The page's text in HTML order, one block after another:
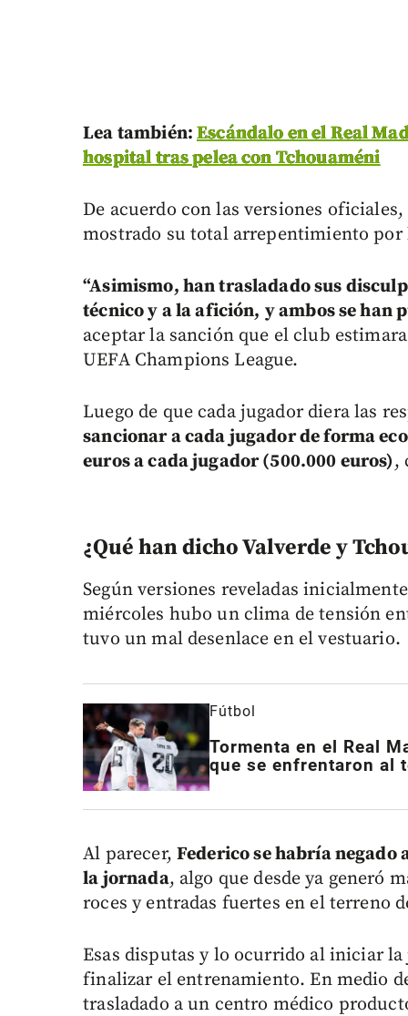
Lea también:Escándalo en el Real
hospital tras pelea con Tchouaméni
De acuerdo con las versiones
mostrado su total arrepentimiento por
“Asimismo, han trasladado sus
técnico y a la afición, y ambos se han
aceptar la sanción que el club
UEFA Champions League.
Luego de que cada jugador diera las
sancionar a cada jugador de forma
euros a cada jugador (500.000 euros),
¿Qué han dicho Valverde y
Según versiones reveladas
miércoles hubo un clima de tensión
tuvo un mal desenlace en el vestuario.
Fútbol
Tormenta en el Real
que se enfrentaron al
Al parecer, Federico se habría negado
la jornada, algo que desde ya generó
roces y entradas fuertes en el terreno
Esas disputas y lo ocurrido al iniciar
finalizar el entrenamiento. En medio
trasladado a un centro médico